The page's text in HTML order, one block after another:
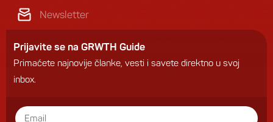
Newsletter
Prijavite se na GRWTH Guide
Primaćete najnovije članke, vesti i savete direktno u svoj
inbox.